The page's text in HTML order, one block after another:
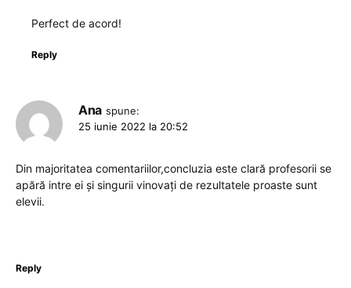
Perfect de acord!
Reply
Ana spune:
25 iunie 2022 la 20:52
Din majoritatea comentariilor,concluzia este clară profesorii se
apără intre ei și singurii vinovați de rezultatele proaste sunt
elevii.
Reply